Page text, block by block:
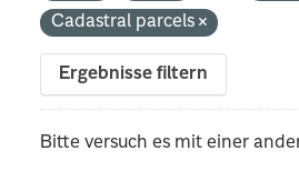
Cadastral parcels
Ergebnisse filtern
Bitte versuch es mit einer